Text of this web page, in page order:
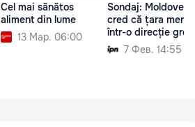
Cel mai sănătos
aliment din lume
13 Мар. 06:00
Sondaj: Moldovenii
cred că țara merge
într-o direcție
7 Фев. 14:55